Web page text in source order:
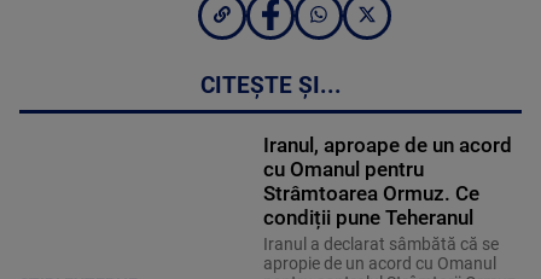
CITEȘTE ȘI...
Iranul, aproape de un acord
cu Omanul pentru
Strâmtoarea Ormuz. Ce
condiții pune Teheranul
Iranul a declarat sâmbătă că se
apropie de un acord cu Omanul